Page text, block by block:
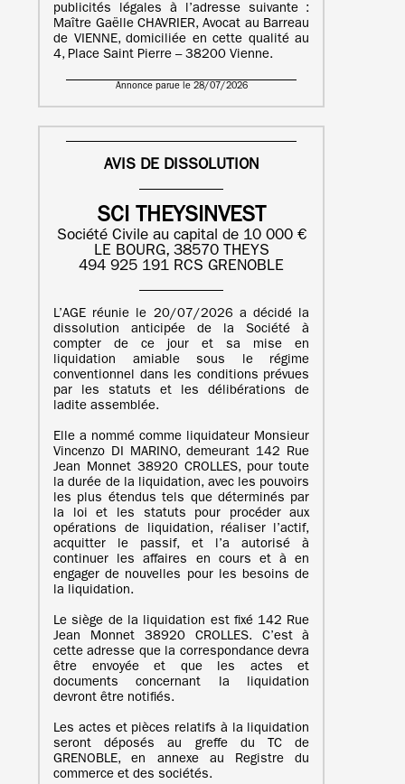
publicités légales à l’adresse suivante :
Maître Gaëlle CHAVRIER, Avocat au Barreau
de VIENNE, domiciliée en cette qualité au
4, Place Saint Pierre – 38200 Vienne.
Annonce parue le 28/07/2026
AVIS DE DISSOLUTION
SCI THEYSINVEST
Société Civile au capital de 10 000 €
LE BOURG, 38570 THEYS
494 925 191 RCS GRENOBLE
L’AGE réunie le 20/07/2026 a décidé la
dissolution anticipée de la Société à
compter de ce jour et sa mise en
liquidation amiable sous le régime
conventionnel dans les conditions prévues
par les statuts et les délibérations de
ladite assemblée.
Elle a nommé comme liquidateur Monsieur
Vincenzo DI MARINO, demeurant 142 Rue
Jean Monnet 38920 CROLLES, pour toute
la durée de la liquidation, avec les pouvoirs
les plus étendus tels que déterminés par
la loi et les statuts pour procéder aux
opérations de liquidation, réaliser l’actif,
acquitter le passif, et l’a autorisé à
continuer les affaires en cours et à en
engager de nouvelles pour les besoins de
la liquidation.
Le siège de la liquidation est fixé 142 Rue
Jean Monnet 38920 CROLLES. C’est à
cette adresse que la correspondance devra
être envoyée et que les actes et
documents concernant la liquidation
devront être notifiés.
Les actes et pièces relatifs à la liquidation
seront déposés au greffe du TC de
GRENOBLE, en annexe au Registre du
commerce et des sociétés.